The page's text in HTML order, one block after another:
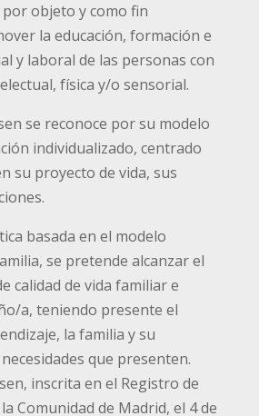
objeto y como fin
la educación, formación e
y laboral de las personas con
física y/o sensorial.
se reconoce por su modelo
individualizado, centrado
su proyecto de vida, sus
basada en el modelo
se pretende alcanzar el
calidad de vida familiar e
a, teniendo presente el
la familia y su
que presenten.
inscrita en el Registro de
Comunidad de Madrid, el 4 de